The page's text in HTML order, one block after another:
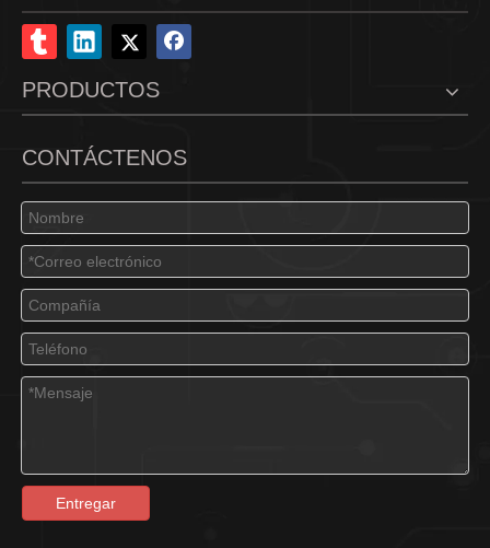
PRODUCTOS
CONTÁCTENOS
Entregar